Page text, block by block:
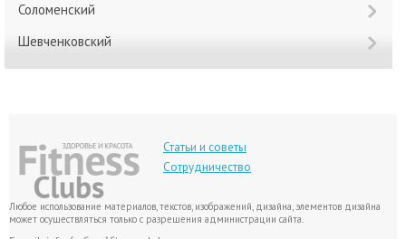
Соломенский
Шевченковский
Статьи и советы
Сотрудничество
Любое использование материалов, текстов, изображений, дизайна, элементов дизайна
может осуществляться только с разрешения администрации сайта.